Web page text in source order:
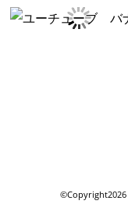
©Copyright2026